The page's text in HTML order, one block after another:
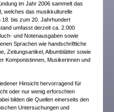
im Jahr 2006 sammelt das
welches das musikkulturelle
bis zum 20. Jahrhundert
umfasst derzeit ca. 2.000
und Notenausgaben sowie
Sprachen wie handschriftliche
Zeitungsartikel, Albumblätter sowie
Komponistinnen, Musikerinnen und
Hinsicht hervorragend für
oder nur wenig erforschten
bilden die Quellen einerseits den
Untersuchungen und